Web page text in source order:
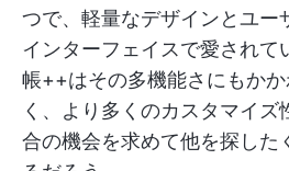
つで、軽量なデザインとユー
インターフェイスで愛されて
帳++はその多機能さにもか
く、より多くのカスタマイズ
合の機会を求めて他を探した